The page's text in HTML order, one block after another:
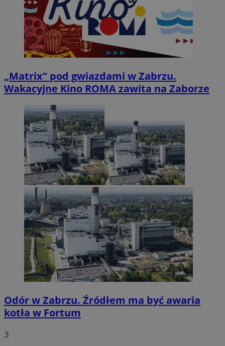
„Matrix” pod gwiazdami w Zabrzu.
Wakacyjne Kino ROMA zawita na Zaborze
Odór w Zabrzu. Źródłem ma być awaria
kotła w Fortum
3